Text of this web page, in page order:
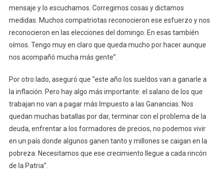
mensaje y lo escuchamos. Corregimos cosas y dictamos
medidas. Muchos compatriotas reconocieron ese esfuerzo y nos
reconocieron en las elecciones del domingo. En esas también
oímos. Tengo muy en claro que queda mucho por hacer aunque
nos acompañó mucha más gente”.
Por otro lado, aseguró que “este año los sueldos van a ganarle a
la inflación. Pero hay algo más importante: el salario de los que
trabajan no van a pagar más Impuesto a las Ganancias. Nos
quedan muchas batallas por dar, terminar con el problema de la
deuda, enfrentar a los formadores de precios, no podemos vivir
en un país donde algunos ganen tanto y millones se caigan en la
pobreza. Necesitamos que ese crecimiento llegue a cada rincón
de la Patria”.